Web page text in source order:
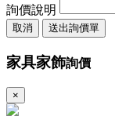
詢價說明
取消 送出詢價單
家具家飾詢價
×